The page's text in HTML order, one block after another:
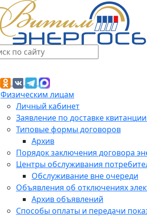
Физическим лицам
Личный кабинет
Заявление по доставке
Типовые формы договоров
Архив
Порядок заключения договора
Центры обслуживания
Обслуживание вне очереди
Объявления об отключениях
Архив объявлений
Способы оплаты и передачи